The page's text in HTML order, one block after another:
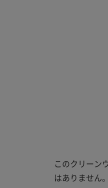
このクリーン
はありません